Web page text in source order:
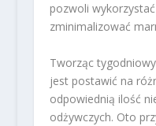
pozwoli
zminimalizować
Tworząc
jest postawić na
odpowiednią ilość
odżywczych. Oto